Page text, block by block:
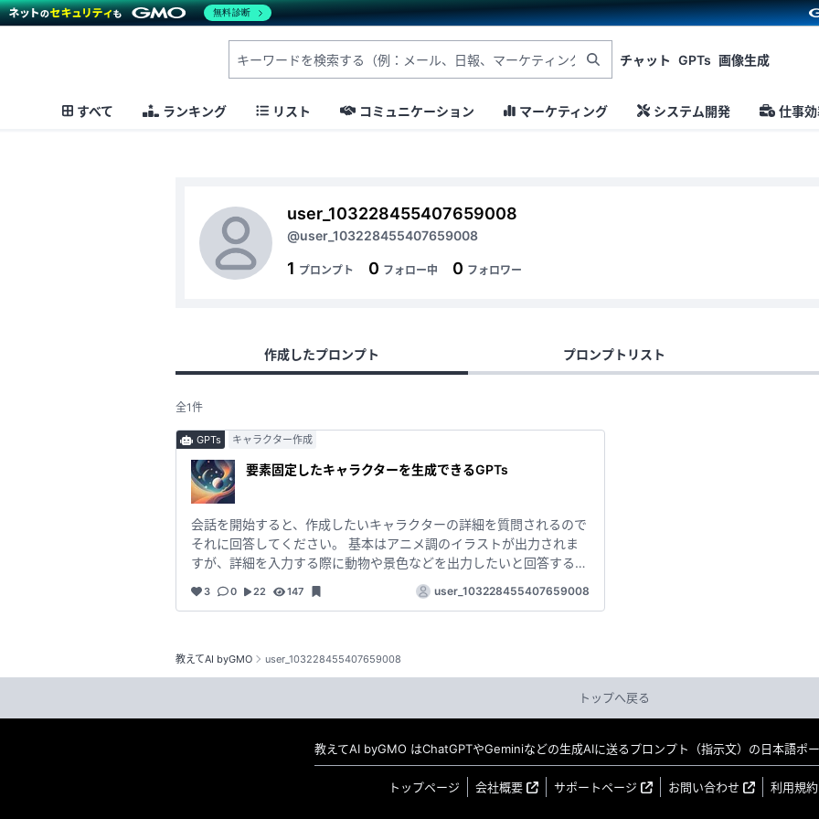
チャット GPTs 画像生成
すべて ランキング リスト コミュニケーション マーケティング システム開発 仕事
教えてAI byGMO user_103228455407659008
user_103228455407659008
@user_103228455407659008
1 プロンプト 0 フォロー中 0 フォロワー
作成したプロンプト プロンプトリスト
全1件
GPTs キャラクター作成
要素固定したキャラクターを生成できるGPTs
会話を開始すると、作成したいキャラクターの詳細を質問されるので
それに回答してください。 基本はアニメ調のイラストが出力されま
すが、詳細を入力する際に動物や景色などを出力したいと回答すると
それに沿った質問に変わります。 服装や背景を変更したい場合は、
以下のようにプロンプトを入力してください。 下記の変更を加えて
3 0 22 147 user_103228455407659008
トップへ戻る
教えてAI byGMO はChatGPTやGeminiなどの生成AIに送るプロンプト（指示文）の日本語ポー
トップページ 会社概要 サポートページ お問い合わせ 利用規約
無料診断